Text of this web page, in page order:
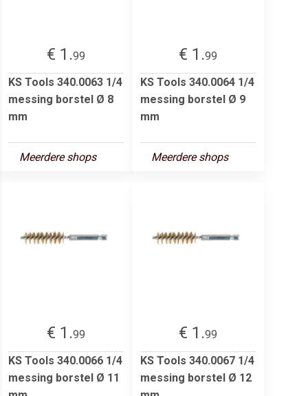
€ 1.99
KS Tools 340.0063 1/4
messing borstel Ø 8
mm
Meerdere shops
€ 1.99
KS Tools 340.0064 1/4
messing borstel Ø 9
mm
Meerdere shops
€ 1.99
KS Tools 340.0066 1/4
messing borstel Ø 11
€ 1.99
KS Tools 340.0067 1/4
messing borstel Ø 12